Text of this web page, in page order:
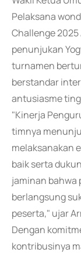
Pelaksana
Challenge
penunjukan
turnamen
berstandar
antusiasme
"Kinerja
timnya
melaksanakan
baik serta
jaminan bahwa
berlangsung
peserta," ujar
Dengan
kontribusinya